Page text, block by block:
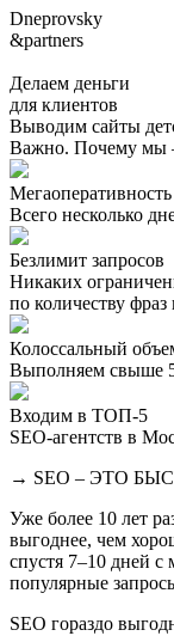
Dneprovsky
&partners
Делаем деньги
для клиентов
Выводим сайты
Важно. Почему мы
Мегаоперативность
Всего несколько
Безлимит запросов
Никаких
по количеству
Колоссальный
Выполняем свыше
Входим в ТОП-5
SEO-агентств в
→ SEO – ЭТО
Уже более 10 лет
выгоднее, чем
спустя 7–10 дней с
популярные
SEO гораздо